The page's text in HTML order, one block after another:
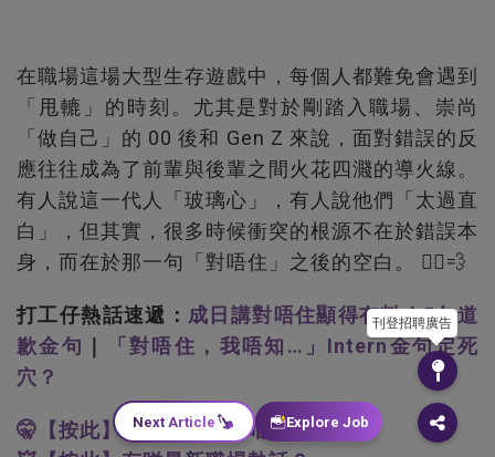
在職場這場大型生存遊戲中，每個人都難免會遇到
「甩轆」的時刻。尤其是對於剛踏入職場、崇尚
「做自己」的 00 後和 Gen Z 來說，面對錯誤的反
應往往成為了前輩與後輩之間火花四濺的導火線。
有人說這一代人「玻璃心」，有人說他們「太過直
白」，但其實，很多時候衝突的根源不在於錯誤本
身，而在於那一句「對唔住」之後的空白。 🙅‍♂️💨
打工仔熱話速遞： 成日講對唔住顯得冇料｜5句道
歉金句
「對唔住，我唔知…」Intern金句定死
穴？
🤫【按此】估唔到返工有咁多秘密
刊登招聘廣告
Next Article Explore Job